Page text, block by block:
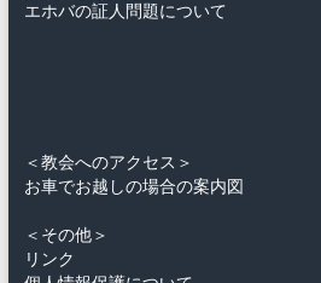
エホバの証人問題について
＜教会へのアクセス＞
お車でお越しの場合の案内図
＜その他＞
リンク